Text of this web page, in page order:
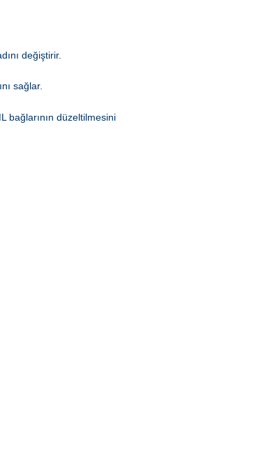
değiştirir.
sağlar.
bağlarının düzeltilmesini